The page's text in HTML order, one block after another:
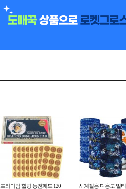
프리미엄 힐링 동전패드 120
사계절용 다용도 멀